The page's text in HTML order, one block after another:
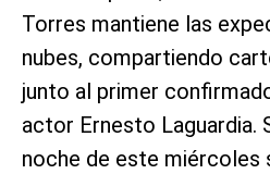
Torres mantiene las
nubes, compartiendo
junto al primer
actor Ernesto Laguardia.
noche de este miércoles